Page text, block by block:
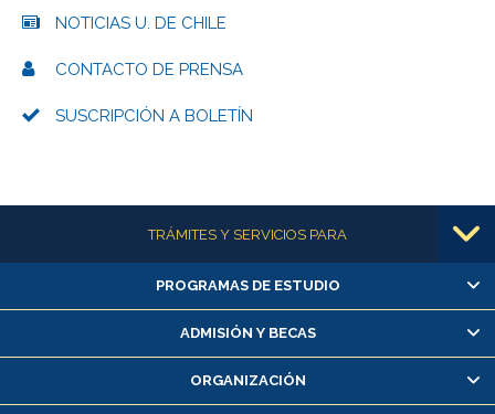
NOTICIAS U. DE CHILE
CONTACTO DE PRENSA
SUSCRIPCIÓN A BOLETÍN
Más informaciónTRÁMITES Y SERVICIOS PARA
Alumnas/os y exalumnas/os
Matrícula en línea
Inscripción y cambio de asignaturas
Consulta y certificado de notas
PROGRAMAS DE ESTUDIO
ADMISIÓN Y BECAS
ORGANIZACIÓN